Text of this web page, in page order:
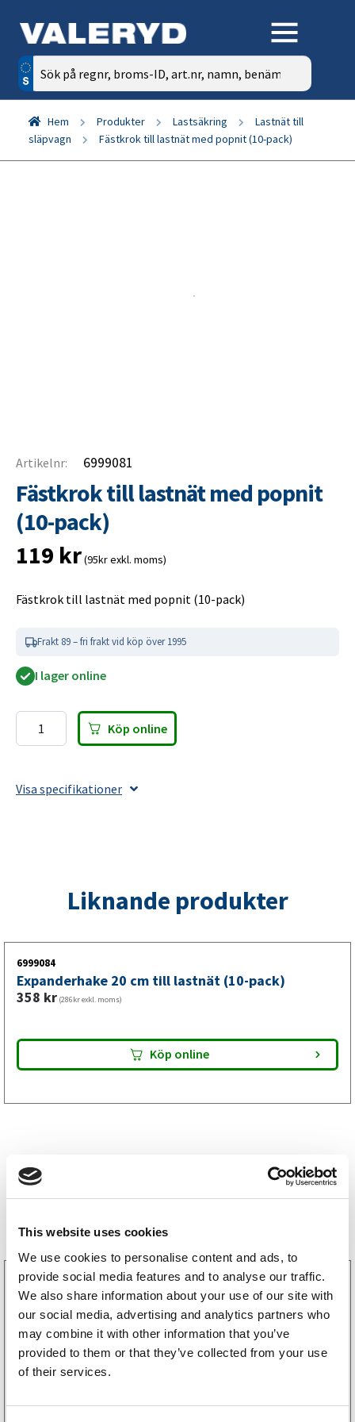
This website uses cookies
We use cookies to personalise content and ads, to
provide social media features and to analyse our traffic.
We also share information about your use of our site with
our social media, advertising and analytics partners who
may combine it with other information that you’ve
provided to them or that they’ve collected from your use
of their services.
Sök
efter:
Hem Produkter Lastsäkring
Lastnät till
släpvagn
Fästkrok till lastnät med popnit (10-pack)
Artikelnr: 6999081
Fästkrok till lastnät med popnit
(10-pack)
119 kr(95kr exkl. moms)
Fästkrok till lastnät med popnit (10-pack)
Frakt 89 – fri frakt vid köp över 1995
I lager online
Fästkrok
med
Köp online
Visa specifikationer
Liknande produkter
6999084
Expanderhake 20 cm till lastnät (10-pack)
358 kr (286kr exkl. moms)
Köp online
3160052
LGF Skylt Självhäftande
238kr(190kr exkl. moms)